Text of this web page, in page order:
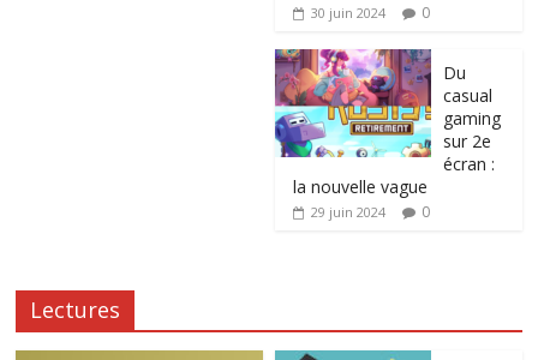
30 juin 2024 0
Du
casual
gaming
sur 2e
écran :
la nouvelle vague
29 juin 2024 0
Lectures